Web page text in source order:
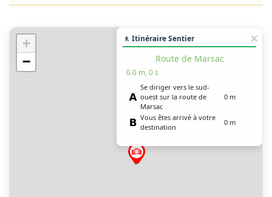
+
−
🚶 Itinéraire Sentier
Route de Marsac
0.0 m, 0 s
Se diriger vers le sud-
ouest sur la route de
Marsac
0 m
Vous êtes arrivé à votre
destination
0 m